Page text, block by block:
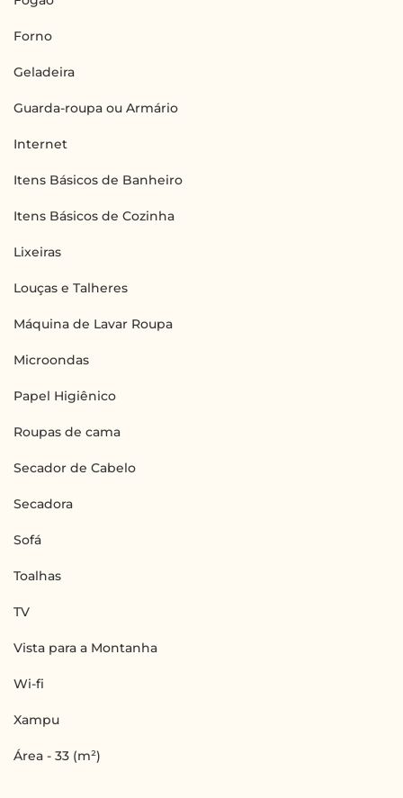
Forno
Geladeira
Guarda-roupa ou Armário
Internet
Itens Básicos de Banheiro
Itens Básicos de Cozinha
Lixeiras
Louças e Talheres
Máquina de Lavar Roupa
Microondas
Papel Higiênico
Roupas de cama
Secador de Cabelo
Secadora
Sofá
Toalhas
TV
Vista para a Montanha
Wi-fi
Xampu
Área - 33 (m²)